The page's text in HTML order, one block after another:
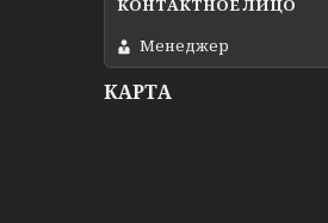
Менеджер
КАРТА